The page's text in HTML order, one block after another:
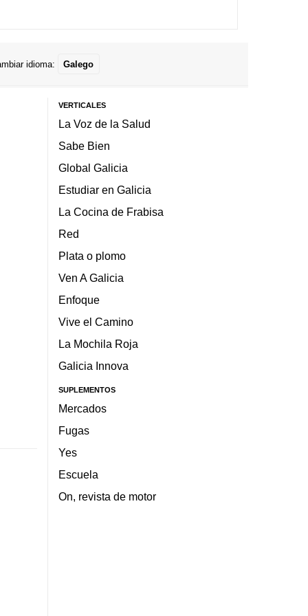
idioma: Galego
VERTICALES
La Voz de la Salud
Sabe Bien
Global Galicia
Estudiar en Galicia
La Cocina de Frabisa
Red
Plata o plomo
Ven A Galicia
Enfoque
Vive el Camino
La Mochila Roja
Galicia Innova
SUPLEMENTOS
Mercados
Fugas
Yes
Escuela
On, revista de motor